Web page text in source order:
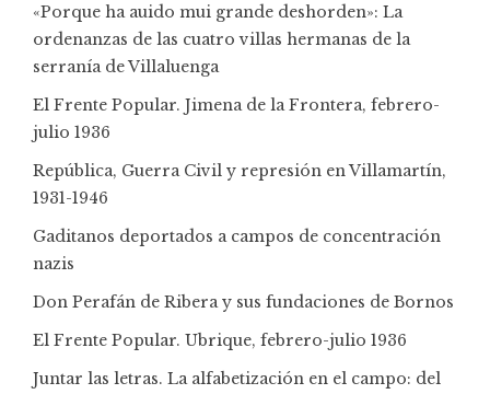
«Porque ha auido mui grande deshorden»: La
ordenanzas de las cuatro villas hermanas de la
serranía de Villaluenga
El Frente Popular. Jimena de la Frontera, febrero-
julio 1936
República, Guerra Civil y represión en Villamartín,
1931-1946
Gaditanos deportados a campos de concentración
nazis
Don Perafán de Ribera y sus fundaciones de Bornos
El Frente Popular. Ubrique, febrero-julio 1936
Juntar las letras. La alfabetización en el campo: del